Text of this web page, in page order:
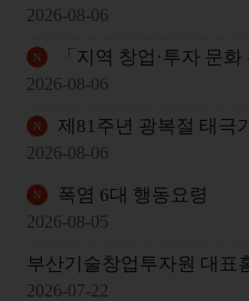
2026-08-06
「지역 창업·투자 문화 확
2026-08-06
제81주년 광복절 태극
2026-08-06
폭염 6대 행동요령
2026-08-05
2026-07-22